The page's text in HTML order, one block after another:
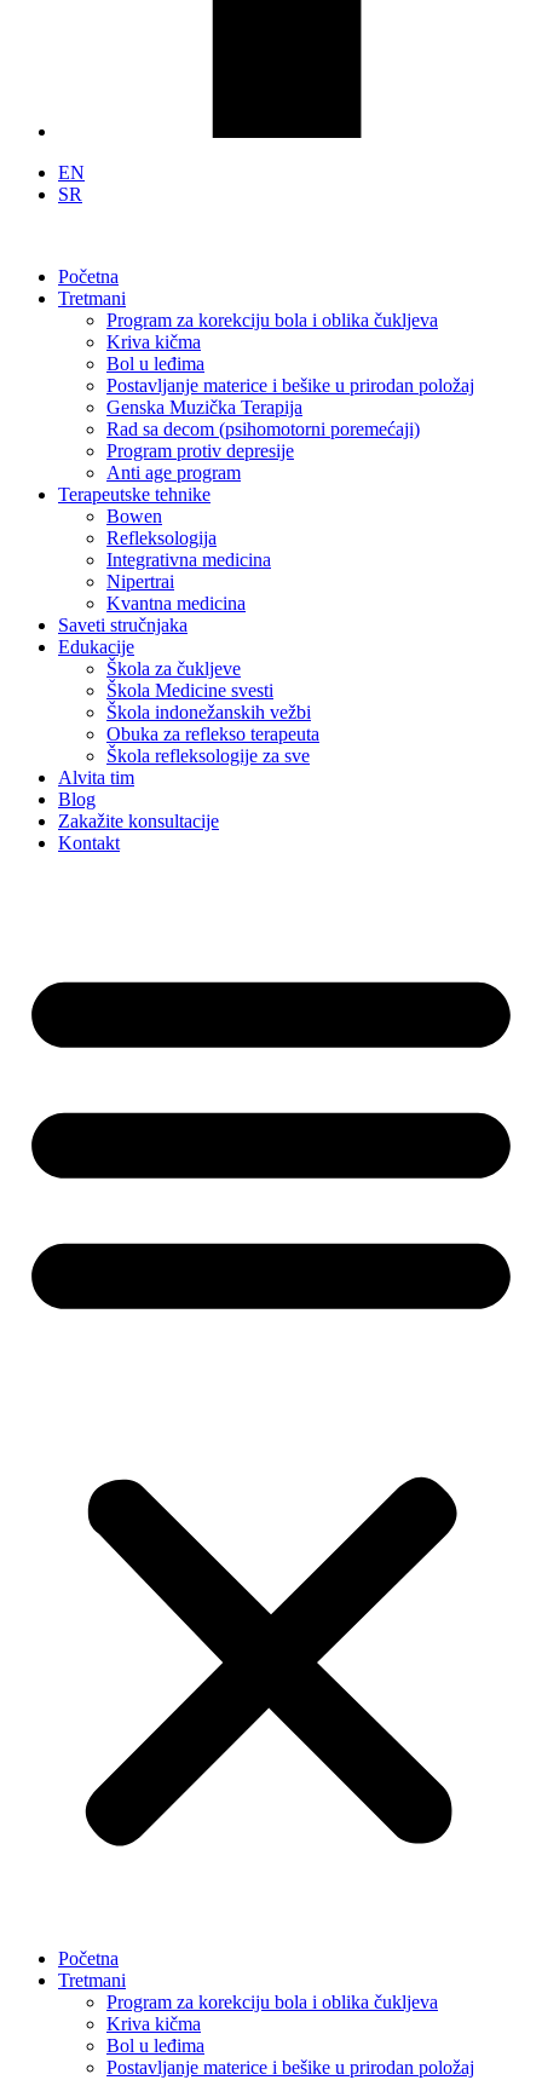
EN
SR
Početna
Tretmani
Program za korekciju bola i oblika čukljeva
Kriva kičma
Bol u leđima
Postavljanje materice i bešike u prirodan položaj
Genska Muzička Terapija
Rad sa decom (psihomotorni poremećaji)
Program protiv depresije
Anti age program
Terapeutske tehnike
Bowen
Refleksologija
Integrativna medicina
Nipertrai
Kvantna medicina
Saveti stručnjaka
Edukacije
Škola za čukljeve
Škola Medicine svesti
Škola indonežanskih vežbi
Obuka za reflekso terapeuta
Škola refleksologije za sve
Alvita tim
Blog
Zakažite konsultacije
Kontakt
Početna
Tretmani
Program za korekciju bola i oblika čukljeva
Kriva kičma
Bol u leđima
Postavljanje materice i bešike u prirodan položaj